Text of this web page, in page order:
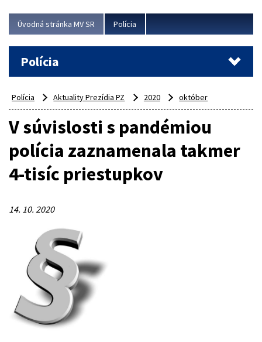
Úvodná stránka MV SR Polícia
Polícia
Polícia Aktuality Prezídia PZ 2020 október
V súvislosti s pandémiou
polícia zaznamenala takmer
4-tisíc priestupkov
14. 10. 2020